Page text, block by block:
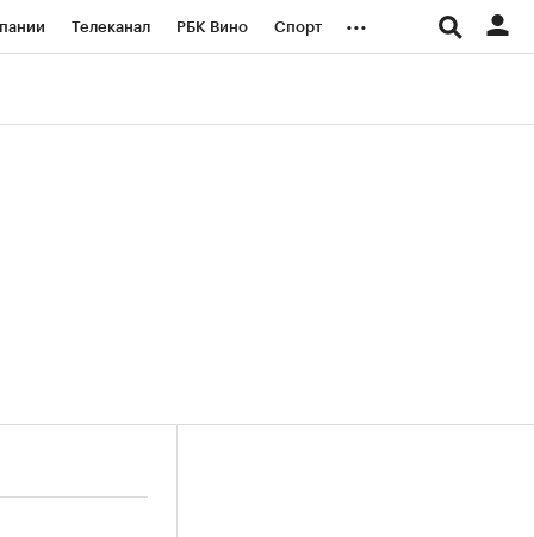
Телеканал РБК Вино Спорт ...